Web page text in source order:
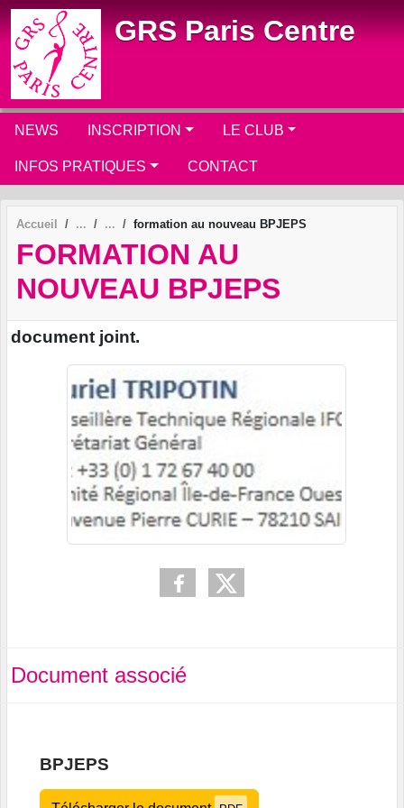
GRS Paris Centre
NEWS INSCRIPTION LE CLUB
INFOS PRATIQUES CONTACT
Accueil formation au nouveau BPJEPS
FORMATION AU
NOUVEAU BPJEPS
document joint.
Document associé
BPJEPS
Panneau de gestion des cookies